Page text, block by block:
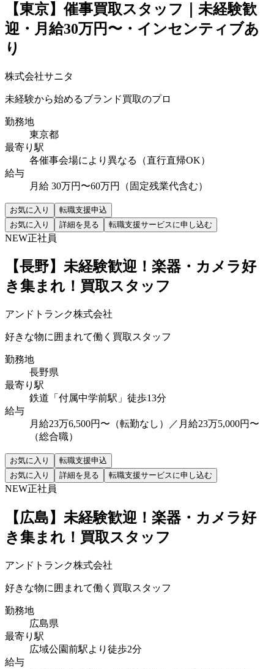
【東京】催事買取スタッフ｜未経験歓
迎・月給30万円〜・インセンティブあ
り
株式会社サニタ
未経験から始めるブランド買取のプロ
勤務地
東京都
最寄り駅
各催事会場により異なる（直行直帰OK）
給与
月給 30万円〜60万円（固定残業代含む）
お気に入り
転職支援申込
お気に入り
詳細を見る 転職支援サービスに申し込む
NEW正社員
【長野】未経験歓迎！楽器・カメラ好
き集まれ！買取スタッフ
アンドトランク株式会社
好きな物に囲まれて働く買取スタッフ
勤務地
長野県
最寄り駅
鉄道「付属中学前駅」徒歩13分
給与
月給23万6,500円〜（転勤なし）／月給23万5,000円〜
（総合職）
お気に入り
転職支援申込
お気に入り
詳細を見る 転職支援サービスに申し込む
NEW正社員
【広島】未経験歓迎！楽器・カメラ好
き集まれ！買取スタッフ
アンドトランク株式会社
好きな物に囲まれて働く買取スタッフ
勤務地
広島県
最寄り駅
広域公園前駅より徒歩2分
給与